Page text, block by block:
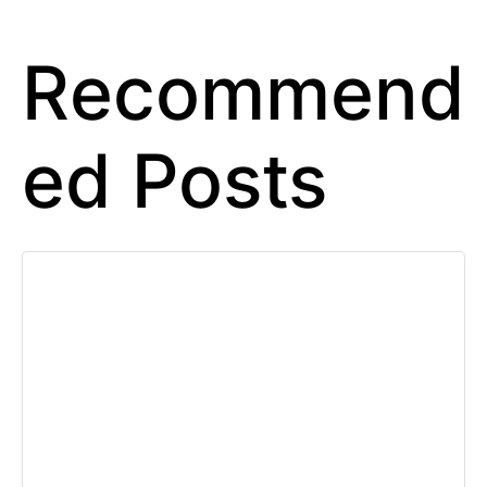
Recommend
ed Posts